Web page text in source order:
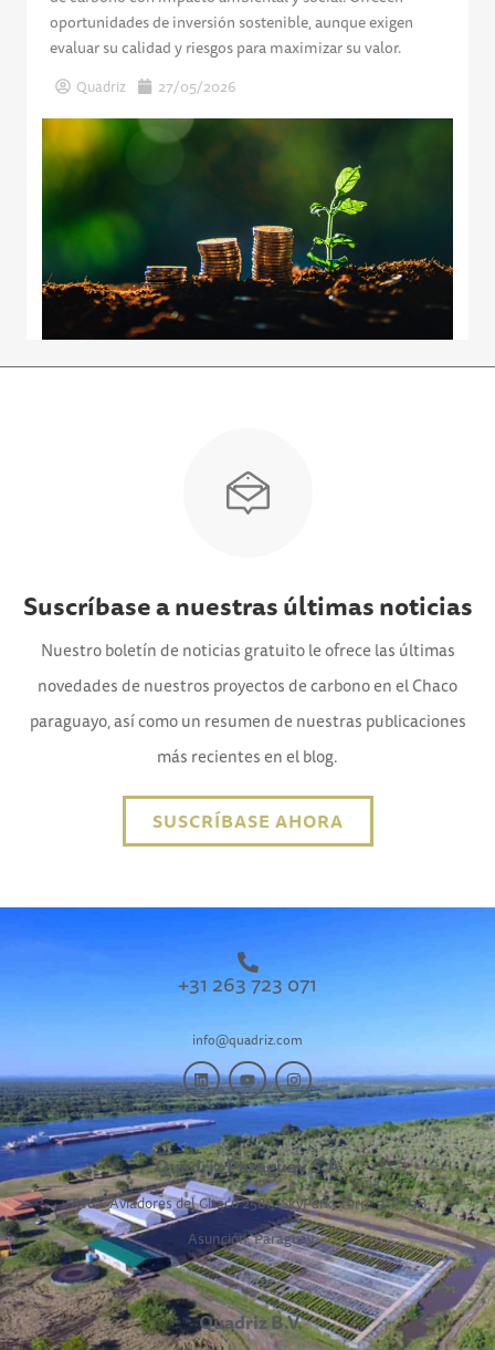
oportunidades de inversión sostenible, aunque exigen
evaluar su calidad y riesgos para maximizar su valor.
Quadriz 27/05/2026
Suscríbase a nuestras últimas noticias
Nuestro boletín de noticias gratuito le ofrece las últimas
novedades de nuestros proyectos de carbono en el Chaco
paraguayo, así como un resumen de nuestras publicaciones
más recientes en el blog.
SUSCRÍBASE AHORA
+31 263 723 071
info@quadriz.com
Quadriz Paraguay S.A.
Avda. Aviadores del Chaco 2581,SkyPark, Torre 3, P 19B,
Asunción, Paraguay
Quadriz B.V.